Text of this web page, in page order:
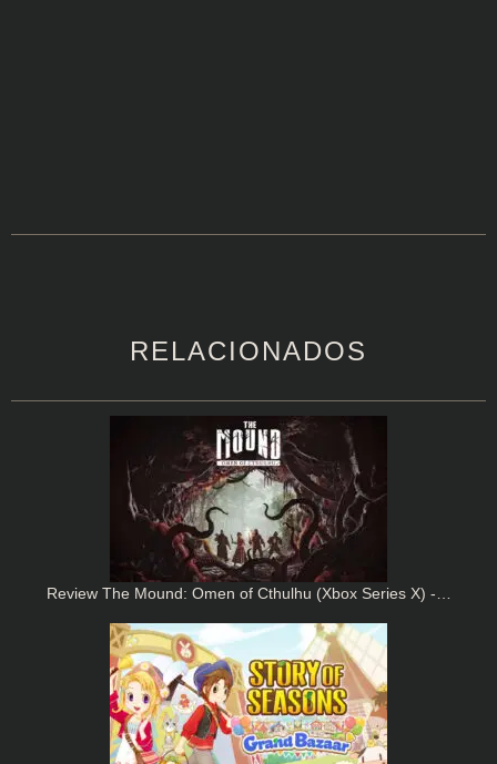
RELACIONADOS
Review The Mound: Omen of Cthulhu (Xbox Series X) -…